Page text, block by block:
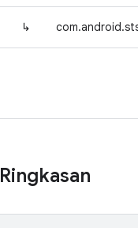
↳
Ringkasan